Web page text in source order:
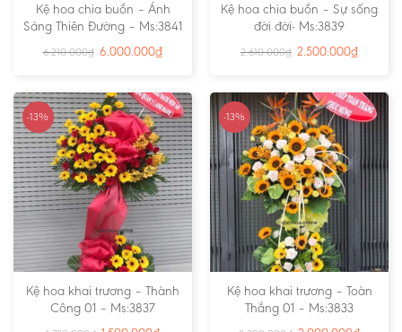
Kệ hoa chia buồn – Ánh
Sáng Thiên Đường – Ms:3841
6.210.000₫ 6.000.000₫
Kệ hoa chia buồn – Sự sống
đời đời- Ms:3839
2.610.000₫ 2.500.000₫
-13%
Kệ hoa khai trương – Thành
Công 01 – Ms:3837
-13%
Kệ hoa khai trương – Toàn
Thắng 01 – Ms:3833